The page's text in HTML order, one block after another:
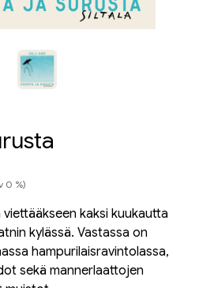
0 %)
kaksi kuukautta
kylässä. Vastassa on
hampurilaisravintolassa,
sekä mannerlaattojen